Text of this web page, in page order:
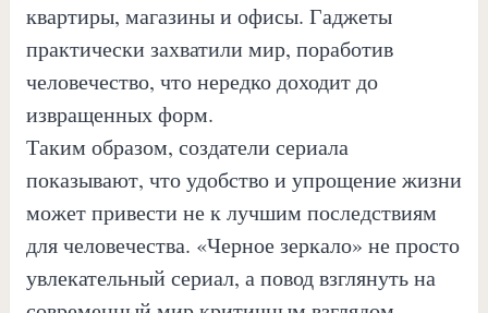
квартиры, магазины и офисы. Гаджеты
практически захватили мир, поработив
человечество, что нередко доходит до
извращенных форм.
Таким образом, создатели сериала
показывают, что удобство и упрощение жизни
может привести не к лучшим последствиям
для человечества. «Черное зеркало» не просто
увлекательный сериал, а повод взглянуть на